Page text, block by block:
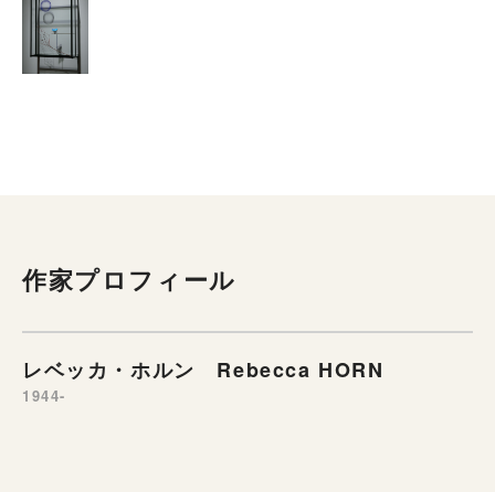
作家プロフィール
レベッカ・ホルン Rebecca HORN
1944-